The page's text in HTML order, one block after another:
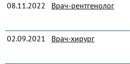
08.11.2022
Врач-рентгенолог
02.09.2021
Врач-хирург